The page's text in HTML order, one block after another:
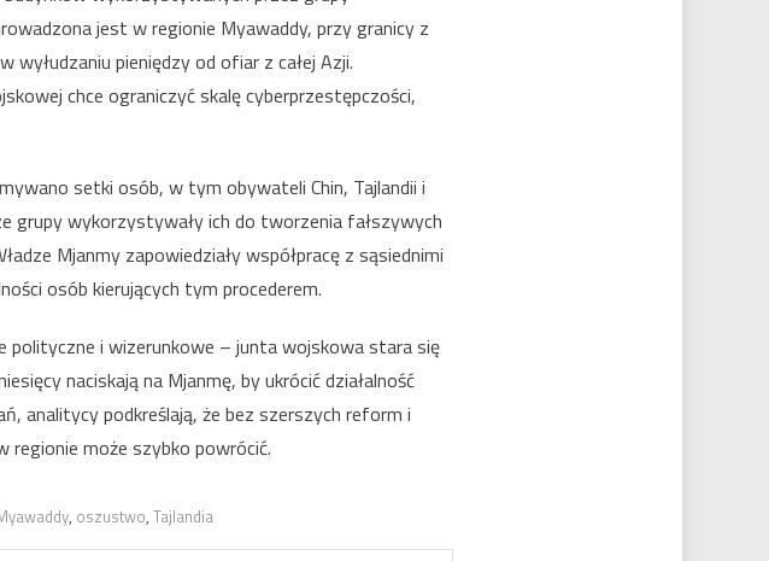
jest w regionie Myawaddy, przy granicy z
wyłudzaniu pieniędzy od ofiar z całej Azji.
chce ograniczyć skalę cyberprzestępczości,
setki osób, w tym obywateli Chin, Tajlandii i
grupy wykorzystywały ich do tworzenia fałszywych
Mjanmy zapowiedziały współpracę z sąsiednimi
osób kierujących tym procederem.
polityczne i wizerunkowe – junta wojskowa stara się
naciskają na Mjanmę, by ukrócić działalność
analitycy podkreślają, że bez szerszych reform i
regionie może szybko powrócić.
, oszustwo, Tajlandia